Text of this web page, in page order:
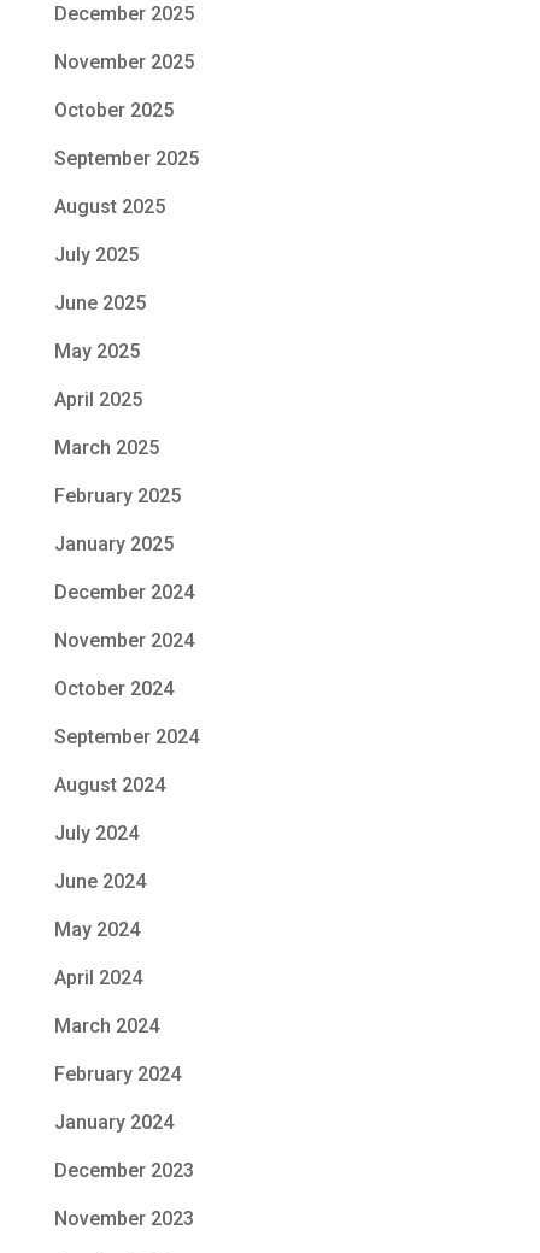
December 2025
November 2025
October 2025
September 2025
August 2025
July 2025
June 2025
May 2025
April 2025
March 2025
February 2025
January 2025
December 2024
November 2024
October 2024
September 2024
August 2024
July 2024
June 2024
May 2024
April 2024
March 2024
February 2024
January 2024
December 2023
November 2023